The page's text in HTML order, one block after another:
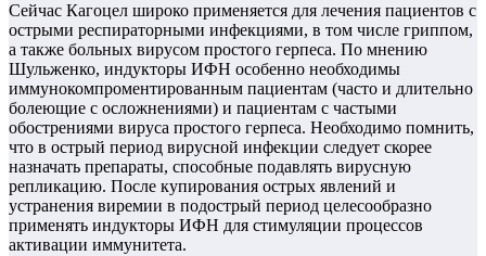
Сейчас Кагоцел широко применяется для лечения пациентов с
острыми респираторными инфекциями, в том числе гриппом,
а также больных вирусом простого герпеса. По мнению
Шульженко, индукторы ИФН особенно необходимы
иммунокомпроментированным пациентам (часто и длительно
болеющие с осложнениями) и пациентам с частыми
обострениями вируса простого герпеса. Необходимо помнить,
что в острый период вирусной инфекции следует скорее
назначать препараты, способные подавлять вирусную
репликацию. После купирования острых явлений и
устранения виремии в подострый период целесообразно
применять индукторы ИФН для стимуляции процессов
активации иммунитета.